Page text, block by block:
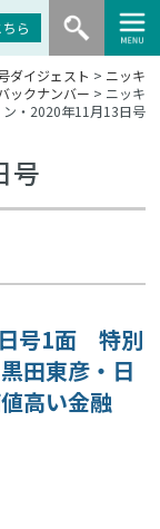
ら
ダイジェスト > ニッキ
ックナンバー > ニッキ
ン・2020年11月13日号
号
号1面 特別
田東彦・日
高い金融